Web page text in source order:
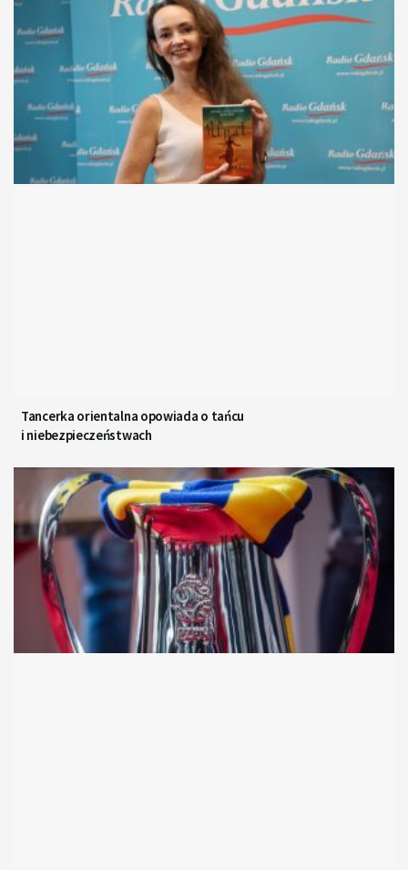
Tancerka orientalna opowiada o tańcu
i niebezpieczeństwach